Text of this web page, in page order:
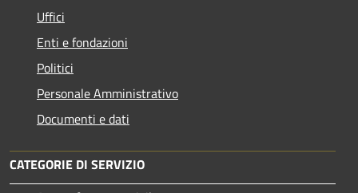
Uffici
Enti e fondazioni
Politici
Personale Amministrativo
Documenti e dati
CATEGORIE DI SERVIZIO